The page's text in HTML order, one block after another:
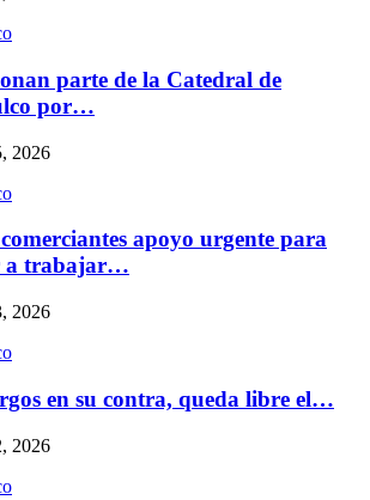
parte de la Catedral de
por…
2026
apoyo urgente para
a trabajar…
2026
en su contra, queda libre el…
2026